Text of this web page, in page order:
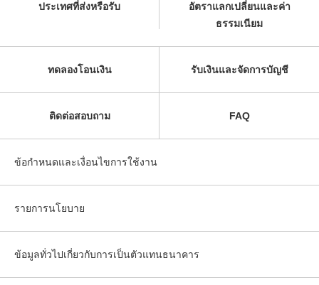
ประเทศที่ส่งหรือรับ
อัตราแลกเปลี่ยนและค่า
ธรรมเนียม
ทดลองโอนเงิน รับเงินและจัดการบัญชี
ติดต่อสอบถาม FAQ
ข้อกำหนดและเงื่อนไขการใช้งาน
รายการนโยบาย
ข้อมูลทั่วไปเกี่ยวกับการเป็นตัวแทนธนาคาร